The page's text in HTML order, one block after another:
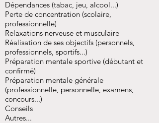
Dépendances (tabac, jeu, alcool...)
Perte de concentration (scolaire,
professionnelle)
Relaxations nerveuse et musculaire
Réalisation de ses objectifs (personnels,
professionnels, sportifs...)
Préparation mentale sportive (débutant et
confirmé)
Préparation mentale générale
(professionnelle, personnelle, examens,
concours...)
Conseils
Autres...